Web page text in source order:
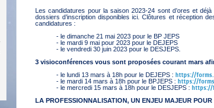
Les candidatures pour la saison 2023-24 sont d’ores et
dossiers d’inscription disponibles ici. Clôtures et réception
candidatures :
- le dimanche 21 mai 2023 pour le BP JEPS
- le mardi 9 mai pour 2023 pour le DEJEPS
- le vendredi 30 juin 2023 pour le DESJEPS.
3 visioconférences vous sont proposées courant mars
- le lundi 13 mars à 18h pour le DEJEPS : https://
- le mardi 14 mars à 18h pour le BPJEPS : https://
- le mercredi 15 mars à 18h pour le DESJEPS : https://
LA PROFESSIONNALISATION, UN ENJEU MAJEUR